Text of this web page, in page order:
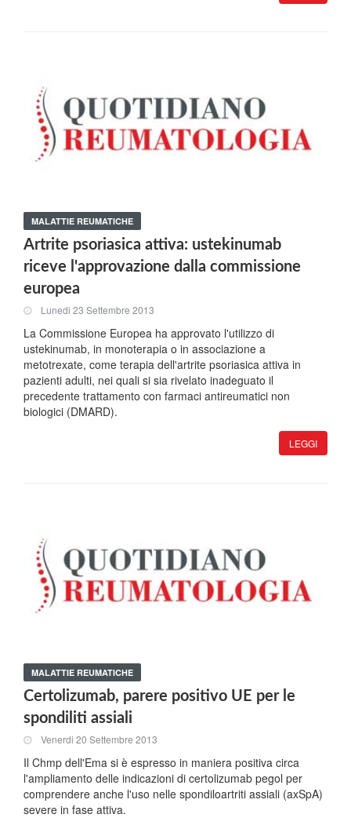
MALATTIE REUMATICHE
Artrite psoriasica attiva: ustekinumab
riceve l'approvazione dalla commissione
europea
Lunedi 23 Settembre 2013
La Commissione Europea ha approvato l'utilizzo di
ustekinumab, in monoterapia o in associazione a
metotrexate, come terapia dell'artrite psoriasica attiva in
pazienti adulti, nei quali si sia rivelato inadeguato il
precedente trattamento con farmaci antireumatici non
biologici (DMARD).
LEGGI
MALATTIE REUMATICHE
Certolizumab, parere positivo UE per le
spondiliti assiali
Venerdi 20 Settembre 2013
Il Chmp dell'Ema si è espresso in maniera positiva circa
l'ampliamento delle indicazioni di certolizumab pegol per
comprendere anche l'uso nelle spondiloartriti assiali (axSpA)
severe in fase attiva.